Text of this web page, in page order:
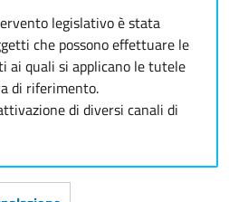
legislativo è stata
che possono effettuare le
ai quali si applicano le tutele
di riferimento.
di diversi canali di